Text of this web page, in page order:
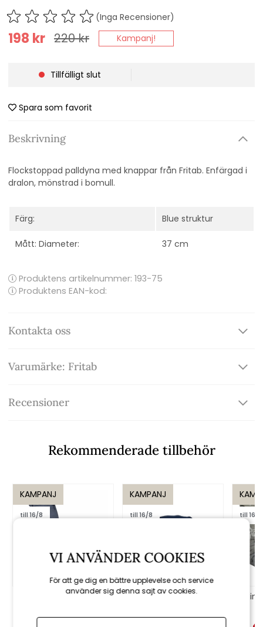
(Inga Recensioner)
220kr
198 kr Kampanj!
Tillfälligt slut
Spara som favorit
Beskrivning
Flockstoppad palldyna med knappar från Fritab. Enfärgad i
dralon, mönstrad i bomull.
Färg: Blue struktur
Mått: Diameter: 37 cm
Produktens artikelnummer: 193-75
Produktens EAN-kod:
Kontakta oss
Varumärke: Fritab
Recensioner
Rekommenderade tillbehör
KAMPANJ
till 16/8
Däckstolsdyna
nackkudde - indigo
KAMPANJ
till 16/8
Siam sittdyna
struktur
till 16/8
VI ANVÄNDER COOKIES
För att ge dig en bättre upplevelse och service
använder sig denna sajt av cookies.